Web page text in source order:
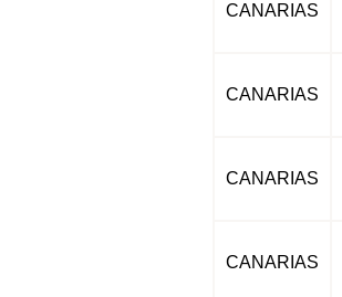
CANARIAS
CANARIAS
CANARIAS
CANARIAS